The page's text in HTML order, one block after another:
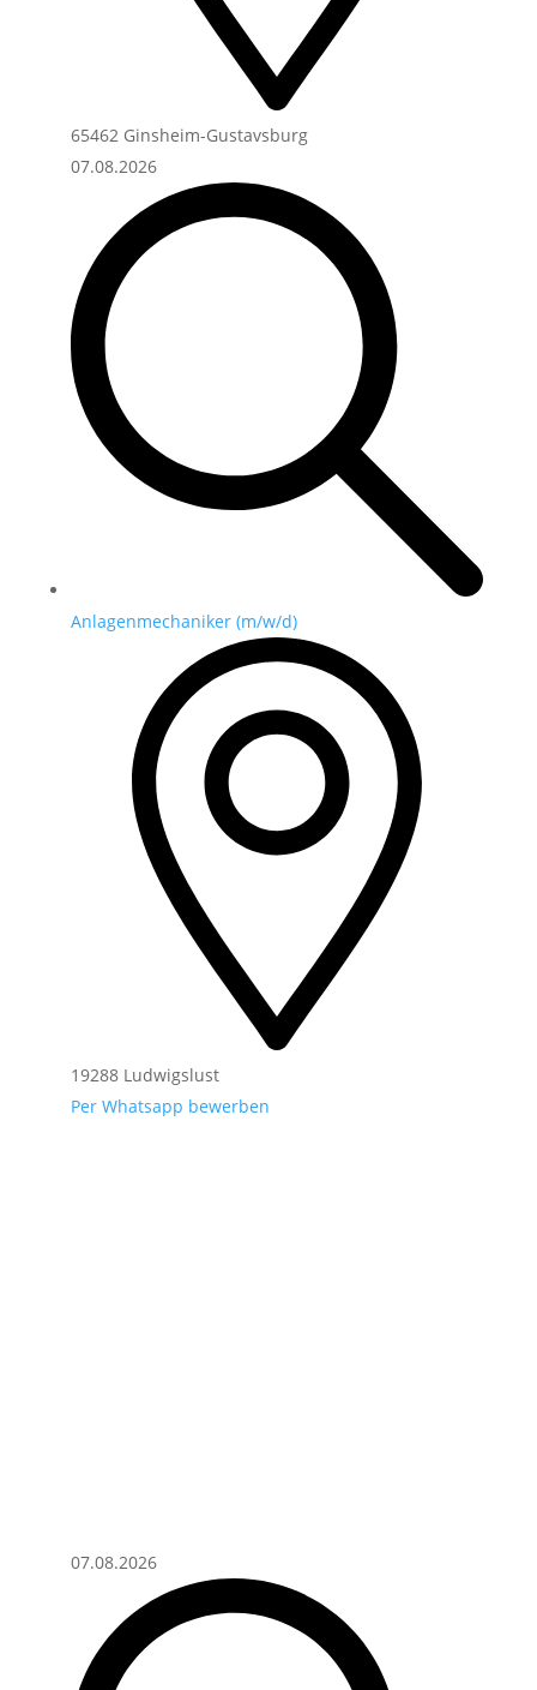
65462 Ginsheim-Gustavsburg
07.08.2026
Anlagenmechaniker (m/w/d)
19288 Ludwigslust
Per Whatsapp bewerben
07.08.2026